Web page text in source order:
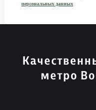
персональных данных
метро